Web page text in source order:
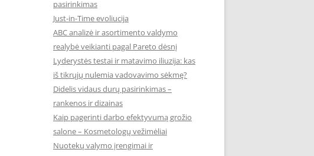
pasirinkimas
Just-in-Time evoliucija
ABC analizė ir asortimento valdymo
realybė veikianti pagal Pareto dėsnį
Lyderystės testai ir matavimo iliuzija: kas
iš tikrųjų nulemia vadovavimo sėkmę?
Didelis vidaus durų pasirinkimas –
rankenos ir dizainas
Kaip pagerinti darbo efektyvumą grožio
salone – Kosmetologų vežimėliai
Nuotekų valymo įrengimai ir